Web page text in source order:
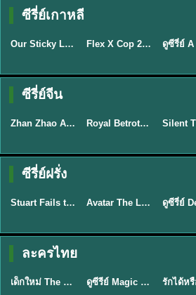
ซีรี่ย์เกาหลี
★6
ซับไทย
Our Sticky Love รักติดหนึบ (2026) พากย์ไทย ซับไทย EP.1-12 ★8 Flex X Cop 2 คุณชายสายสืบ ซีซั่น 2 (2026) พากย์ไทย ซับไทย EP.1-14 ★8
ซีรี่ย์จีน
★5
พากย์ไทย
Zhan Zhao Adventures จั่นเจาตะลุยยุทธภพ (2026) พากย์ไทย ซับไทย EP.1-37 (จบ) ★9 Royal Betrothal (2026) สัญญาวิวาห์แห่งราชวงศ์ พากย์ไทย ซับไทย EP1-32 ★9.5
ซีรี่ย์ฝรั่ง
★9.3
พากย์ไทย
Stuart Fails to Save the Universe สจ๊วตล่มแผนกู้จักรวาล (2026) พากย์ไทย ซับไทย EP.1-10 ★7.8 EP.7Avatar The Last Airbender 2 เณรน้อยเจ้าอภินิหาร พากย์ไทย
ละครไทย
★ 8 EP.6
พากย์ไทย
เด็กใหม่ The Reset 2026 EP1-6 พากย์ไทย ดูซีรี่ย์ Netflix ล่าสุด HD ดูซีรีย์ Magic Move (2026) ทำนายทายรัก Thai EP.1-10 HD